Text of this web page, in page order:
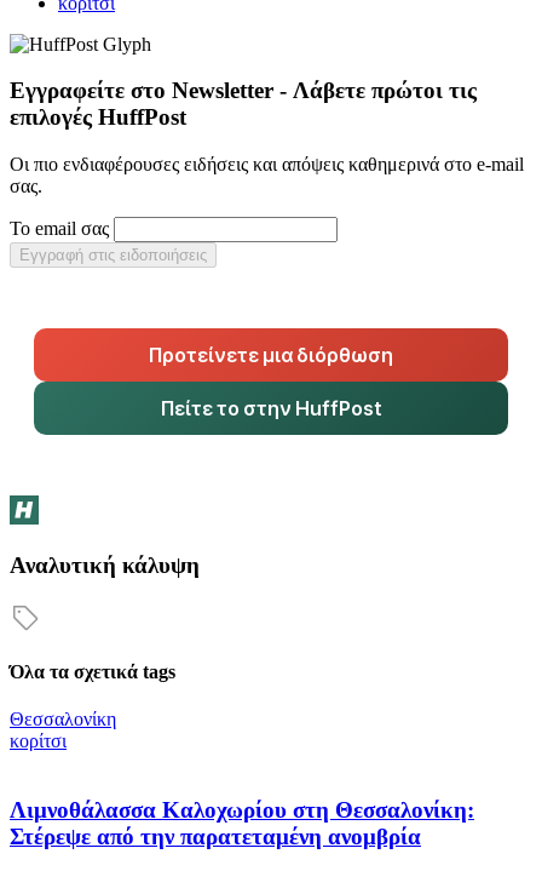
Εγγραφείτε στο Newsletter - Λάβετε πρώτοι τις
επιλογές HuffPost
Οι πιο ενδιαφέρουσες ειδήσεις και απόψεις καθημερινά στο e-mail
σας.
Το email σας
Εγγραφή στις ειδοποιήσεις
Προτείνετε μια διόρθωση
Πείτε το στην HuffPost
Αναλυτική κάλυψη
Όλα τα σχετικά tags
Θεσσαλονίκη
κορίτσι
Λιμνοθάλασσα Καλοχωρίου στη Θεσσαλονίκη:
Στέρεψε από την παρατεταμένη ανομβρία